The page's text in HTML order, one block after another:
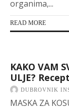
organima,...
READ MORE
KAKO VAM
ULJE?
DUBROVNIK
MASKA ZA